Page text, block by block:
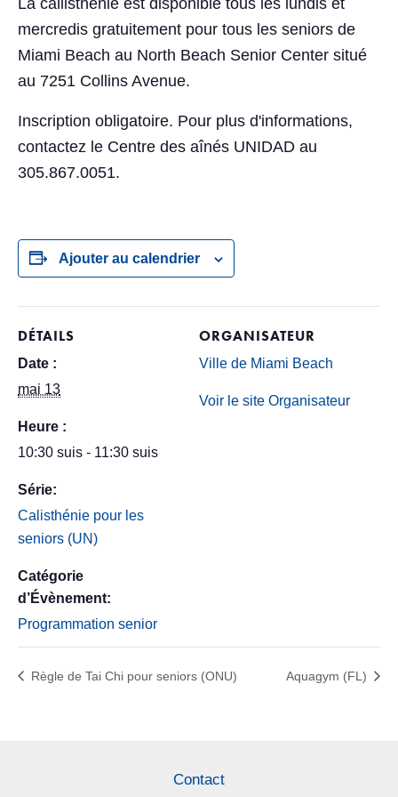
La callisthénie est disponible tous les lundis et
mercredis gratuitement pour tous les seniors de
Miami Beach au North Beach Senior Center situé
au 7251 Collins Avenue.
Inscription obligatoire. Pour plus d'informations,
contactez le Centre des aînés UNIDAD au
305.867.0051.
Ajouter au calendrier
DÉTAILS
Date :
mai 13
Heure :
10:30 suis - 11:30 suis
Série:
Calisthénie pour les
seniors (UN)
Catégorie
d’Évènement:
Programmation senior
ORGANISATEUR
Ville de Miami Beach
Voir le site Organisateur
Règle de Tai Chi pour seniors (ONU) Aquagym (FL)
Contact